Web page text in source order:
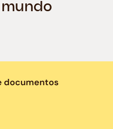
documentos